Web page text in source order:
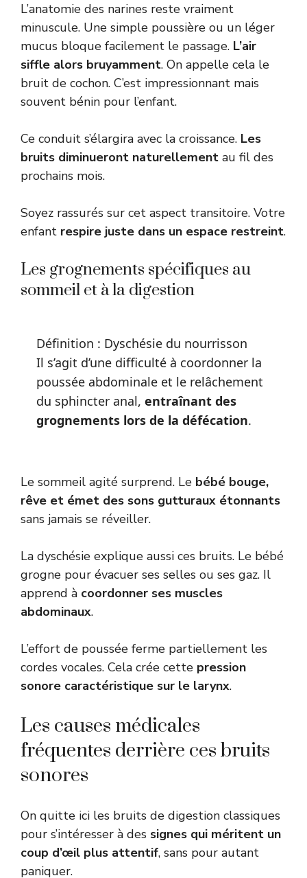
L’anatomie des narines reste vraiment
minuscule. Une simple poussière ou un léger
mucus bloque facilement le passage. L’air
siffle alors bruyamment. On appelle cela le
bruit de cochon. C’est impressionnant mais
souvent bénin pour l’enfant.
Ce conduit s’élargira avec la croissance. Les
bruits diminueront naturellement au fil des
prochains mois.
Soyez rassurés sur cet aspect transitoire. Votre
enfant respire juste dans un espace restreint.
Les grognements spécifiques au
sommeil et à la digestion
Définition : Dyschésie du nourrisson
Il s’agit d’une difficulté à coordonner la
poussée abdominale et le relâchement
du sphincter anal, entraînant des
grognements lors de la défécation.
Le sommeil agité surprend. Le bébé bouge,
rêve et émet des sons gutturaux étonnants
sans jamais se réveiller.
La dyschésie explique aussi ces bruits. Le bébé
grogne pour évacuer ses selles ou ses gaz. Il
apprend à coordonner ses muscles
abdominaux.
L’effort de poussée ferme partiellement les
cordes vocales. Cela crée cette pression
sonore caractéristique sur le larynx.
Les causes médicales
fréquentes derrière ces bruits
sonores
On quitte ici les bruits de digestion classiques
pour s’intéresser à des signes qui méritent un
coup d’œil plus attentif, sans pour autant
paniquer.